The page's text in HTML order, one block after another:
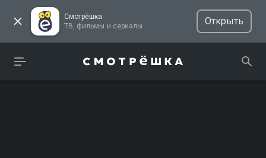
Смотрёшка
ТВ, фильмы и сериалы
Открыть